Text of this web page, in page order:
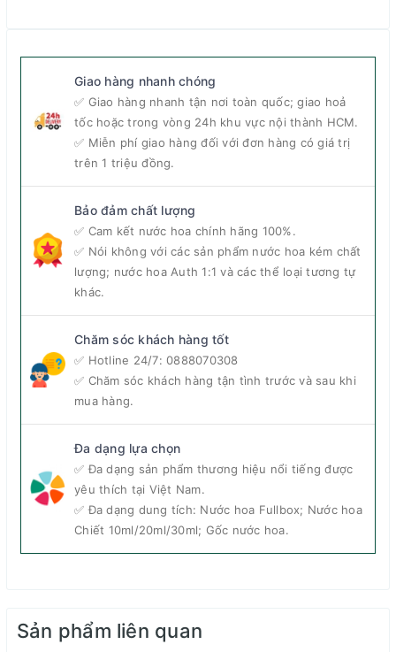
Giao hàng nhanh chóng
✅ Giao hàng nhanh tận nơi toàn quốc; giao hoả
tốc hoặc trong vòng 24h khu vực nội thành HCM.
✅ Miễn phí giao hàng đối với đơn hàng có giá trị
trên 1 triệu đồng.
Bảo đảm chất lượng
✅ Cam kết nước hoa chính hãng 100%.
✅ Nói không với các sản phẩm nước hoa kém chất
lượng; nước hoa Auth 1:1 và các thể loại tương tự
khác.
Chăm sóc khách hàng tốt
✅ Hotline 24/7: 0888070308
✅ Chăm sóc khách hàng tận tình trước và sau khi
mua hàng.
Đa dạng lựa chọn
✅ Đa dạng sản phẩm thương hiệu nổi tiếng được
yêu thích tại Việt Nam.
✅ Đa dạng dung tích: Nước hoa Fullbox; Nước hoa
Chiết 10ml/20ml/30ml; Gốc nước hoa.
Sản phẩm liên quan